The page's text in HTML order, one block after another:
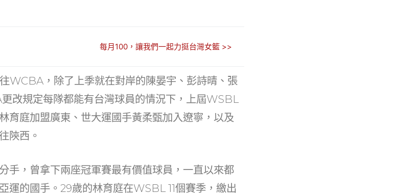
每月100，讓我們一起力挺台灣女籃 >>
WCBA，除了上季就在對岸的陳晏宇、彭詩晴、張
改規定每隊都能有台灣球員的情況下，上屆WSBL
育庭加盟廣東、世大運國手黃柔甄加入遼寧，以及
陝西。
手，曾拿下兩座冠軍賽最有價值球員，一直以來都
運的國手。29歲的林育庭在WSBL 11個賽季，繳出